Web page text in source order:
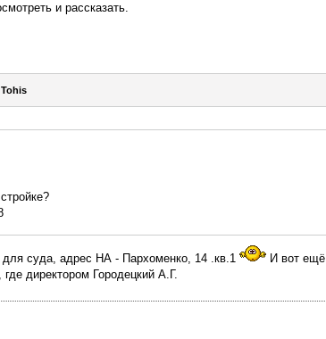
и рассказать.
Tohis
суда, адрес НА - Пархоменко, 14 .кв.1
И вот ещё
директором Городецкий А.Г.